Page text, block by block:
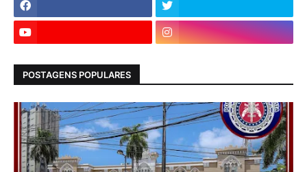
POSTAGENS POPULARES